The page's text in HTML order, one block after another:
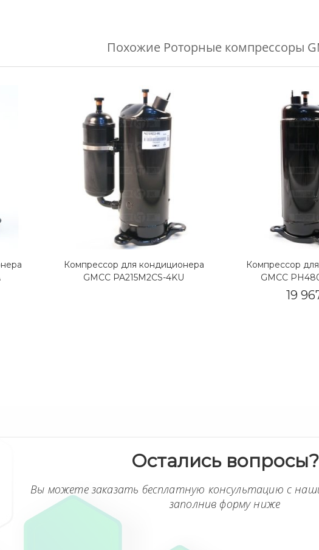
Похожие Роторные компрессоры
Компрессор для кондиционера
GMCC PA215M2CS-4KU
Компрессор
GMCC
19
Остались вопросы?
Вы можете заказать бесплатную консультацию с
заполнив форму ниже